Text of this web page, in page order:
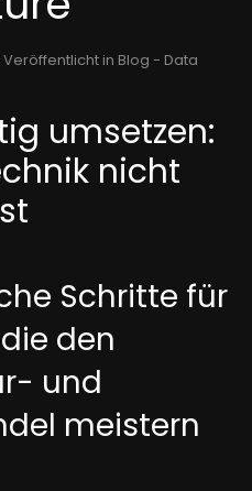
in Blog - Data
umsetzen:
nicht
Schritte für
den
und
meistern